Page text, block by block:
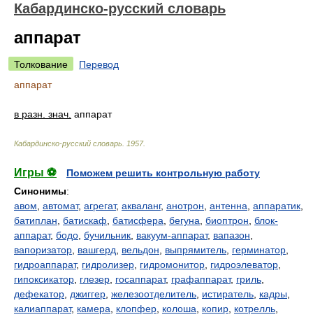
Кабардинско-русский словарь
аппарат
Толкование
Перевод
аппарат
в разн. знач. аппарат
Кабардинско-русский словарь 1957.
Игры ⚽
Поможем решить контрольную работу
Синонимы:
авом автомат, агрегат, акваланг, анотрон антенна аппаратик
батиплан батискаф батисфера бегуна биоптрон блок-
аппарат, бодо бучильник вакуум-аппарат, вапазон
вапоризатор вашгерд вельдон выпрямитель герминатор
гидроаппарат, гидролизер гидромонитор гидроэлеватор
гипоксикатор глезер госаппарат, графаппарат, гриль
дефекатор джиггер железоотделитель истиратель кадры
калиаппарат, камера клопфер колоша копир котрелль